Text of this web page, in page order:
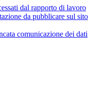
dal rapporto di lavoro
da pubblicare sul sito
comunicazione dei dati